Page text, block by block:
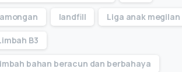
landfill Liga anak megilan
B3
bahan beracun dan berbahaya